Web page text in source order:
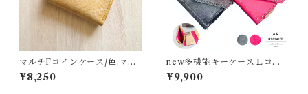
マルチFコインケース/色:マス
タード/オイルワックス
¥8,250
new多機能キーケースＬコイ
ン/色:sピンク/スクラッチレザ
ー
¥9,900